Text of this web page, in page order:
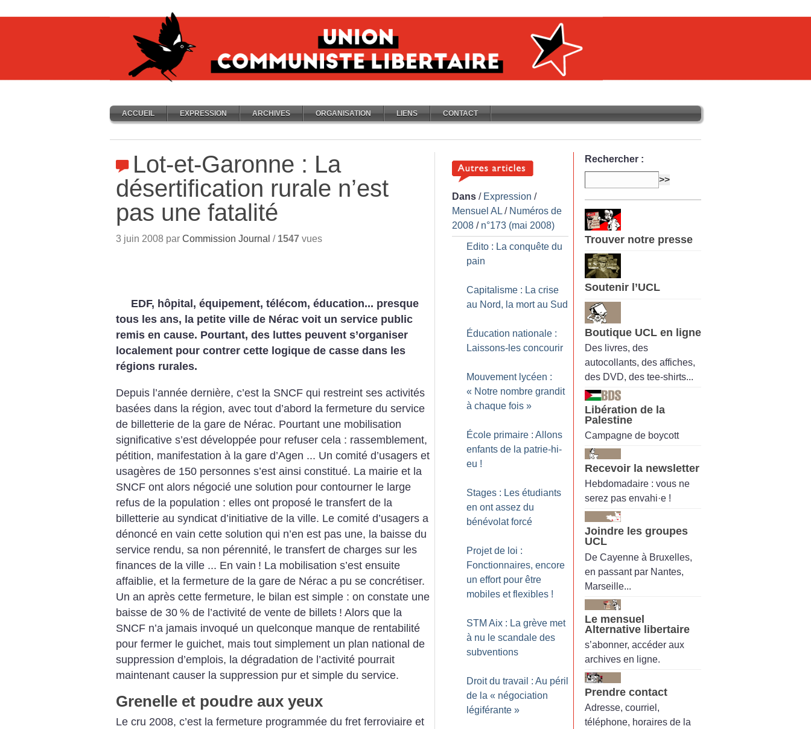
ACCUEIL EXPRESSION ARCHIVES ORGANISATION LIENS CONTACT
Lot-et-Garonne : La
désertification rurale n’est
pas une fatalité
3 juin 2008 par Commission Journal / 1547 vues
EDF, hôpital, équipement, télécom, éducation... presque
tous les ans, la petite ville de Nérac voit un service public
remis en cause. Pourtant, des luttes peuvent s’organiser
localement pour contrer cette logique de casse dans les
régions rurales.
Depuis l’année dernière, c’est la SNCF qui restreint ses activités
basées dans la région, avec tout d’abord la fermeture du service
de billetterie de la gare de Nérac. Pourtant une mobilisation
significative s’est développée pour refuser cela : rassemblement,
pétition, manifestation à la gare d’Agen ... Un comité d’usagers et
usagères de 150 personnes s’est ainsi constitué. La mairie et la
SNCF ont alors négocié une solution pour contourner le large
refus de la population : elles ont proposé le transfert de la
billetterie au syndicat d’initiative de la ville. Le comité d’usagers a
dénoncé en vain cette solution qui n’en est pas une, la baisse du
service rendu, sa non pérennité, le transfert de charges sur les
finances de la ville ... En vain ! La mobilisation s’est ensuite
affaiblie, et la fermeture de la gare de Nérac a pu se concrétiser.
Un an après cette fermeture, le bilan est simple : on constate une
baisse de 30 % de l’activité de vente de billets ! Alors que la
SNCF n’a jamais invoqué un quelconque manque de rentabilité
pour fermer le guichet, mais tout simplement un plan national de
suppression d’emplois, la dégradation de l’activité pourrait
maintenant causer la suppression pur et simple du service.
Grenelle et poudre aux yeux
Le cru 2008, c’est la fermeture programmée du fret ferroviaire et
Dans / Expression /
Mensuel AL / Numéros de
2008 / n°173 (mai 2008)
Edito : La conquête du
pain
Capitalisme : La crise
au Nord, la mort au Sud
Éducation nationale :
Laissons-les concourir
Mouvement lycéen :
« Notre nombre grandit
à chaque fois »
École primaire : Allons
enfants de la patrie-hi-
eu !
Stages : Les étudiants
en ont assez du
bénévolat forcé
Projet de loi :
Fonctionnaires, encore
un effort pour être
mobiles et flexibles !
STM Aix : La grève met
à nu le scandale des
subventions
Droit du travail : Au péril
de la « négociation
légiférante »
Rechercher :
Trouver notre presse
Soutenir l’UCL
Boutique UCL en ligne
Des livres, des
autocollants, des affiches,
des DVD, des tee-shirts...
Libération de la
Palestine
Campagne de boycott
Recevoir la newsletter
Hebdomadaire : vous ne
serez pas envahi·e !
Joindre les groupes
UCL
De Cayenne à Bruxelles,
en passant par Nantes,
Marseille...
Le mensuel
Alternative libertaire
s’abonner, accéder aux
archives en ligne.
Prendre contact
Adresse, courriel,
téléphone, horaires de la